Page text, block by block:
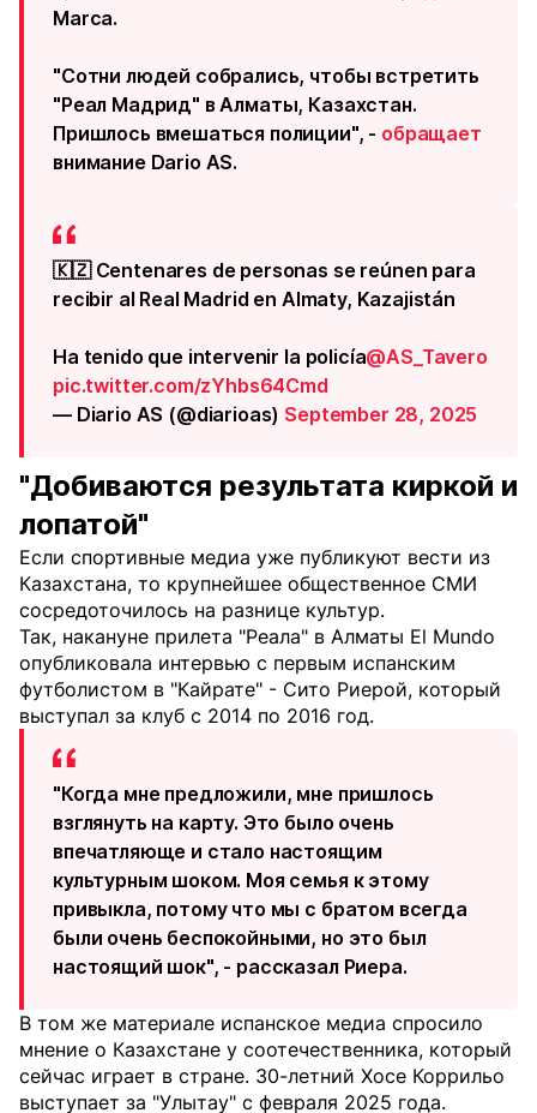
Marca.
"Сотни людей собрались, чтобы встретить
"Реал Мадрид" в Алматы, Казахстан.
Пришлось вмешаться полиции", - обращает
внимание Dario AS.
🇰🇿 Centenares de personas se reúnen para
recibir al Real Madrid en Almaty, Kazajistán
Ha tenido que intervenir la policía@AS_Tavero
pic.twitter.com/zYhbs64Cmd
— Diario AS (@diarioas) September 28, 2025
"Добиваются результата киркой и
лопатой"
Если спортивные медиа уже публикуют вести из
Казахстана, то крупнейшее общественное СМИ
сосредоточилось на разнице культур.
Так, накануне прилета "Реала" в Алматы El Mundo
опубликовала интервью с первым испанским
футболистом в "Кайрате" - Сито Риерой, который
выступал за клуб с 2014 по 2016 год.
"Когда мне предложили, мне пришлось
взглянуть на карту. Это было очень
впечатляюще и стало настоящим
культурным шоком. Моя семья к этому
привыкла, потому что мы с братом всегда
были очень беспокойными, но это был
настоящий шок", - рассказал Риера.
В том же материале испанское медиа спросило
мнение о Казахстане у соотечественника, который
сейчас играет в стране. 30-летний Хосе Коррильо
выступает за "Улытау" с февраля 2025 года.